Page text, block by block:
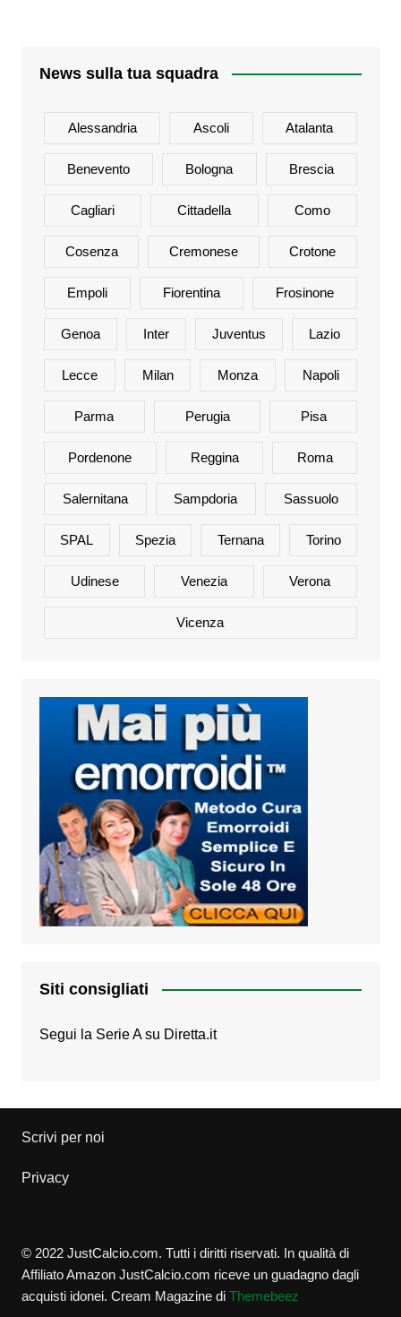
News sulla tua squadra
Alessandria Ascoli Atalanta
Benevento Bologna Brescia
Cagliari Cittadella Como
Cosenza Cremonese Crotone
Empoli Fiorentina Frosinone
Genoa Inter Juventus Lazio
Lecce Milan Monza Napoli
Parma Perugia Pisa
Pordenone Reggina Roma
Salernitana Sampdoria Sassuolo
SPAL Spezia Ternana Torino
Udinese Venezia Verona
Vicenza
Siti consigliati
Segui la Serie A su Diretta.it
Scrivi per noi
Privacy
© 2022 JustCalcio.com. Tutti i diritti riservati. In qualità di
Affiliato Amazon JustCalcio.com riceve un guadagno dagli
acquisti idonei. Cream Magazine di Themebeez